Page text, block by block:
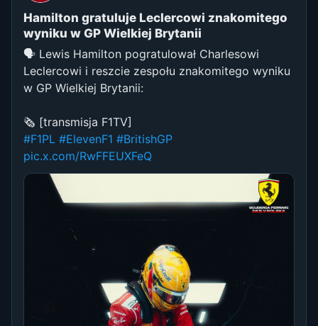
Hamilton gratuluje Leclercowi znakomitego
wyniku w GP Wielkiej Brytanii
🗣️ Lewis Hamilton pogratulował Charlesowi
Leclercowi i reszcie zespołu znakomitego wyniku
w GP Wielkiej Brytanii:
🗞️ [transmisja F1TV]
#F1PL #ElevenF1 #BritishGP
pic.x.com/RwFFEUXFeQ